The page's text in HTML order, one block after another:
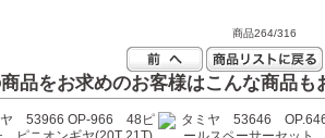
商品264/316
品をお求めのお客様はこんな商品も